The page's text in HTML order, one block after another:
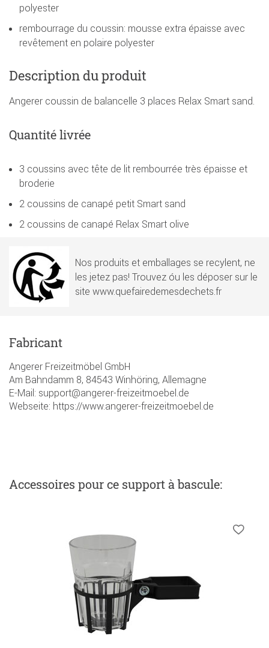
polyester
rembourrage du coussin: mousse extra épaisse avec
revêtement en polaire polyester
Description du produit
Angerer coussin de balancelle 3 places Relax Smart sand.
Quantité livrée
3 coussins avec tête de lit rembourrée très épaisse et
broderie
2 coussins de canapé petit Smart sand
2 coussins de canapé Relax Smart olive
Nos produits et emballages se recylent, ne
les jetez pas! Trouvez óu les déposer sur le
site www.quefairedemesdechets.fr
Fabricant
Angerer Freizeitmöbel GmbH
Am Bahndamm 8, 84543 Winhöring, Allemagne
E-Mail: support@angerer-freizeitmoebel.de
Webseite: https://www.angerer-freizeitmoebel.de
Accessoires pour ce support à bascule: